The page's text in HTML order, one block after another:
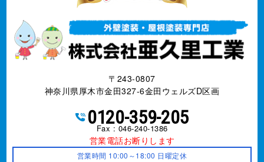
〒243-0807
神奈川県厚木市金田327-6金田ウェルズD区画
0120-359-205
Fax : 046-240-1386
営業電話お断りします
営業時間 10:00～18:00 日曜定休